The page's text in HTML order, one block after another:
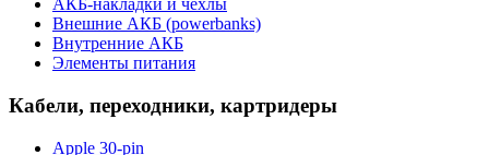
АКБ-накладки и чехлы
Внешние АКБ (powerbanks)
Внутренние АКБ
Элементы питания
Кабели, переходники, картридеры
Apple 30-pin